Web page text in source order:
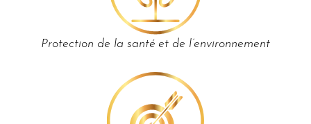
Protection de la santé et de l’environnement